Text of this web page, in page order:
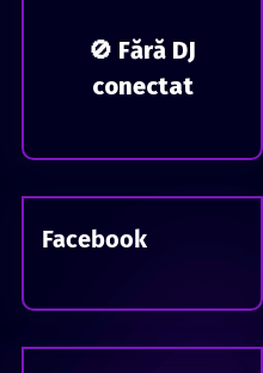
🚫 Fără DJ
conectat
Facebook